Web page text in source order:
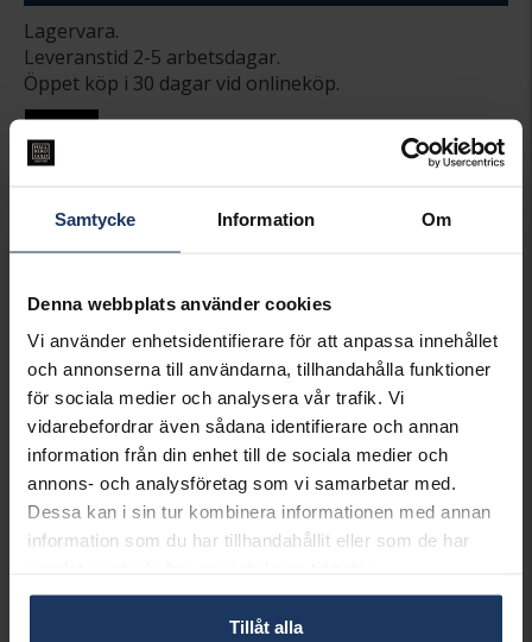
Samtycke Information Om
Denna webbplats använder cookies
Vi använder enhetsidentifierare för att anpassa innehållet
och annonserna till användarna, tillhandahålla funktioner
för sociala medier och analysera vår trafik. Vi
vidarebefordrar även sådana identifierare och annan
information från din enhet till de sociala medier och
annons- och analysföretag som vi samarbetar med.
Dessa kan i sin tur kombinera informationen med annan
information som du har tillhandahållit eller som de har
Tillåt alla
Lagervara.
Leveranstid 2-5 arbetsdagar.
Öppet köp i 30 dagar vid onlineköp.
BREDD CA (MM)
VARUMÄRKE
Hallbergs Guld
MATERIAL
Matchande produkter och andra varianter